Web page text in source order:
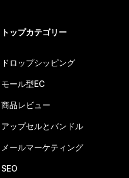
トップカテゴリー
ドロップシッピング
モール型EC
商品レビュー
アップセルとバンドル
メールマーケティング
SEO